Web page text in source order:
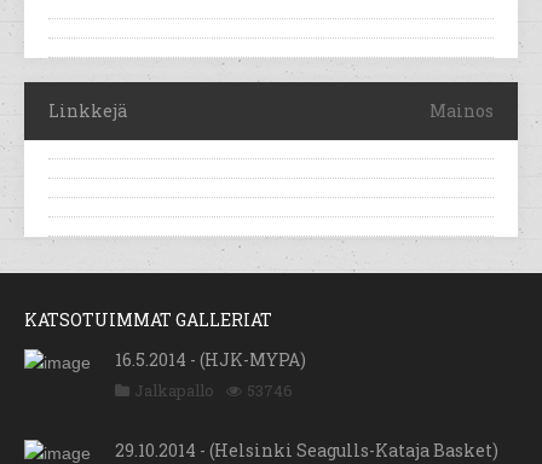
Linkkejä Mainos
KATSOTUIMMAT GALLERIAT
16.5.2014 - (HJK-MYPA)
Jalkapallo 53746
29.10.2014 - (Helsinki Seagulls-Kataja Basket)